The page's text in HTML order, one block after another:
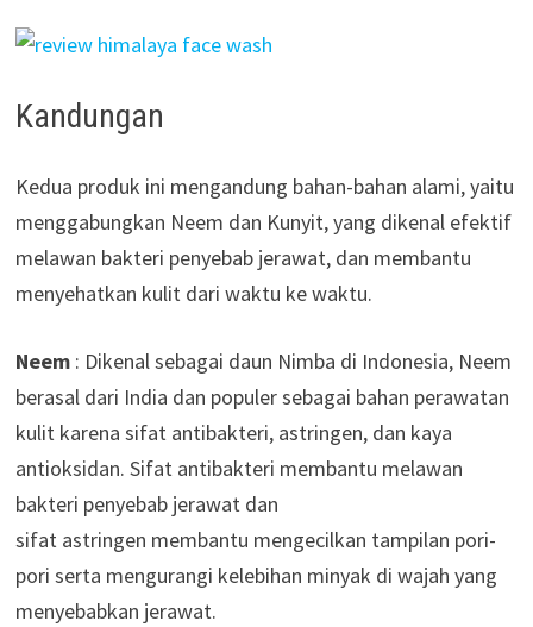
Kandungan
Kedua produk ini mengandung bahan-bahan alami, yaitu
menggabungkan Neem dan Kunyit, yang dikenal efektif
melawan bakteri penyebab jerawat, dan membantu
menyehatkan kulit dari waktu ke waktu.
Neem: Dikenal sebagai daun Nimba di Indonesia, Neem
berasal dari India dan populer sebagai bahan perawatan
kulit karena sifat antibakteri, astringen, dan kaya
antioksidan. Sifat antibakteri membantu melawan
bakteri penyebab jerawat dan
sifat astringen membantu mengecilkan tampilan pori-
pori serta mengurangi kelebihan minyak di wajah yang
menyebabkan jerawat.